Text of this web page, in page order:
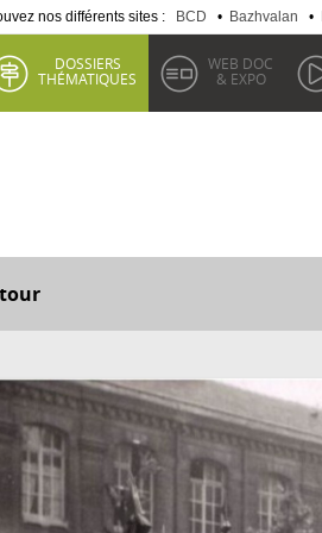
nos différents sites : BCD • Bazhvalan •
DOSSIERS
THÉMATIQUES
WEB DOC
& EXPO